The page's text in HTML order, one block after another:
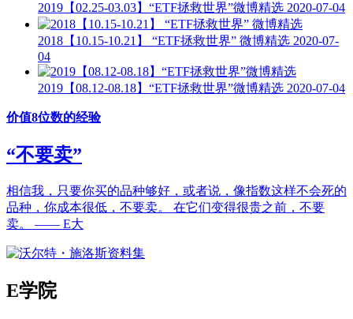
2019【02.25-03.03】“ETF拯救世界”微博精选 2020-07-04
2018【10.15-10.21】 “ETF拯救世界” 微博精选 2020-07-
04
2019【08.12-08.18】“ETF拯救世界”微博精选 2020-07-04
价值8位数的经验
“不要卖”
相信我，只要你买的品种够好，或者说，像指数这样不会死的
品种，你成本很低，不要卖。 在它们变得很贵之前，不要
卖。 —— E大
E学院